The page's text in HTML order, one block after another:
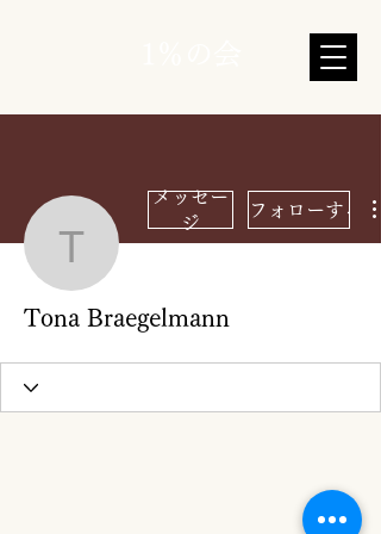
Tona
メッセー
ジ
フォローする
Tona Braegelmann